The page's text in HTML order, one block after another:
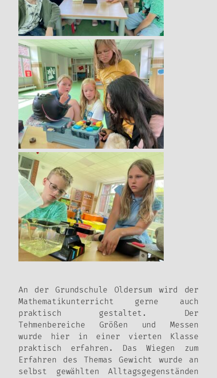
An der Grundschule Oldersum wird der
Mathematikunterricht gerne auch
praktisch gestaltet. Der
Tehmenbereiche Größen und Messen
wurde hier in einer vierten Klasse
praktisch erfahren. Das Wiegen zum
Erfahren des Themas Gewicht wurde an
selbst gewählten Alltagsgegenständen